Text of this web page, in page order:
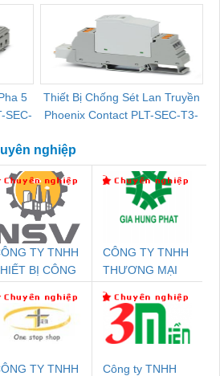
5
SEC-
Thiết Bị Chống Sét Lan Truyền
Phoenix Contact PLT-SEC-T3-
nghiệp
TY TNHH
BỊ CÔNG
VIỆT
NAM
CÔNG TY TNHH
THƯƠNG MẠI
THUẬT ĐIỆN CƠ
GIA HƯNG
PHÁT
TY TNHH
Công ty TNHH